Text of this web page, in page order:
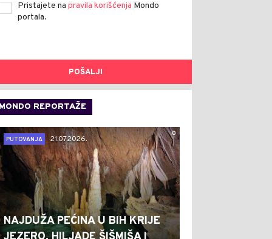
Pristajete na pravila korišćenja Mondo
portala.
POŠALJI
MONDO REPORTAŽE
0
PUTOVANJA
21.07.2026.
NAJDUŽA PEĆINA U BIH KRIJE